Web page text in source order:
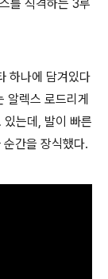
를 직격하는 3루
하나에 담겨있다
알렉스 로드리게
는데, 발이 빠른
간을 장식했다.